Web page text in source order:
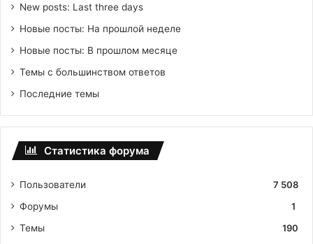
New posts: Last three days
Новые посты: На прошлой неделе
Новые посты: В прошлом месяце
Темы с большинством ответов
Последние темы
Статистика форума
Пользователи
7 508
Форумы
1
Темы
190